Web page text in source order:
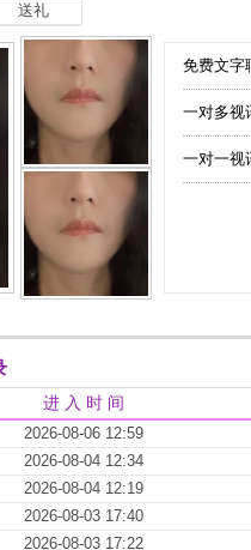
送礼
免费文
一对多
一对一
进 入 时 间
2026-08-06 12:59
2026-08-04 12:34
2026-08-04 12:19
2026-08-03 17:40
2026-08-03 17:22